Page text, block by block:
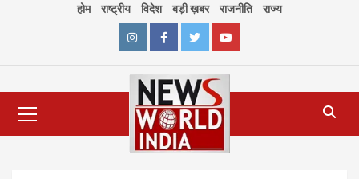
होम राष्ट्रीय विदेश बड़ी ख़बर राजनीति राज्य
InstagramFacebookTwitterYoutube
Menu